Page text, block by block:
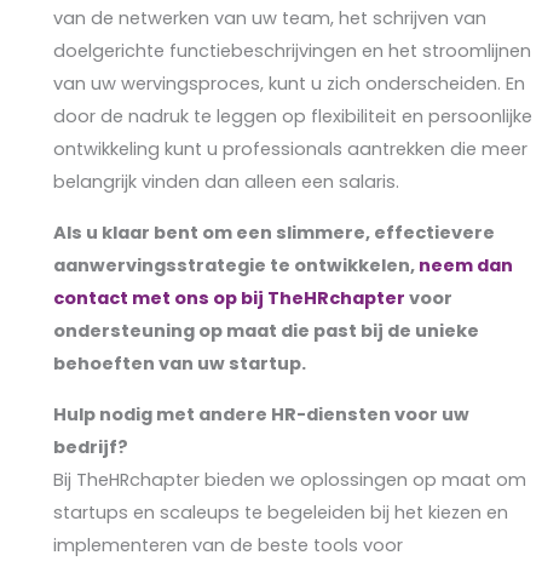
van de netwerken van uw team, het schrijven van
doelgerichte functiebeschrijvingen en het stroomlijnen
van uw wervingsproces, kunt u zich onderscheiden. En
door de nadruk te leggen op flexibiliteit en persoonlijke
ontwikkeling kunt u professionals aantrekken die meer
belangrijk vinden dan alleen een salaris.
Als u klaar bent om een slimmere, effectievere
aanwervingsstrategie te ontwikkelen, neem dan
contact met ons op bij TheHRchapter voor
ondersteuning op maat die past bij de unieke
behoeften van uw startup.
Hulp nodig met andere HR-diensten voor uw
bedrijf?
Bij TheHRchapter bieden we oplossingen op maat om
startups en scaleups te begeleiden bij het kiezen en
implementeren van de beste tools voor